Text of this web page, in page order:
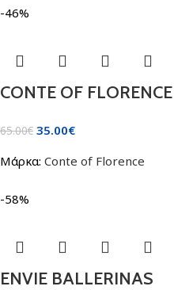
-46%
CONTE OF FLORENCE
65.00€ 35.00€
Μάρκα: Conte of Florence
-58%
ENVIE BALLERINAS